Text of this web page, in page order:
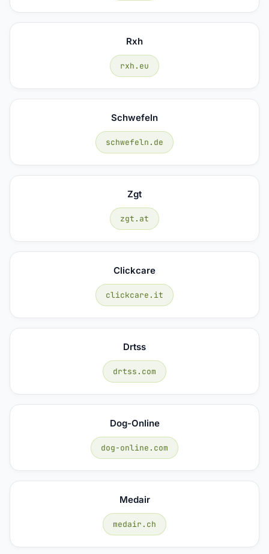
Rxh
rxh.eu
Schwefeln
schwefeln.de
Zgt
zgt.at
Clickcare
clickcare.it
Drtss
drtss.com
Dog-Online
dog-online.com
Medair
medair.ch